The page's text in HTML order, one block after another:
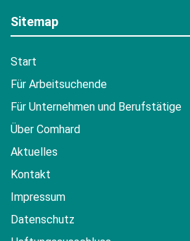
Sitemap
Start
Für Arbeitsuchende
Für Unternehmen und Berufstätige
Über Comhard
Aktuelles
Kontakt
Impressum
Datenschutz